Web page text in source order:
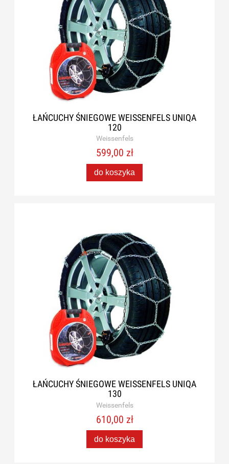
ŁAŃCUCHY ŚNIEGOWE WEISSENFELS UNIQA
120
Weissenfels
599,00 zł
do koszyka
ŁAŃCUCHY ŚNIEGOWE WEISSENFELS UNIQA
130
Weissenfels
610,00 zł
do koszyka